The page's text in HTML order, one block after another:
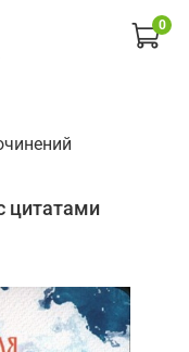
0
цитатами